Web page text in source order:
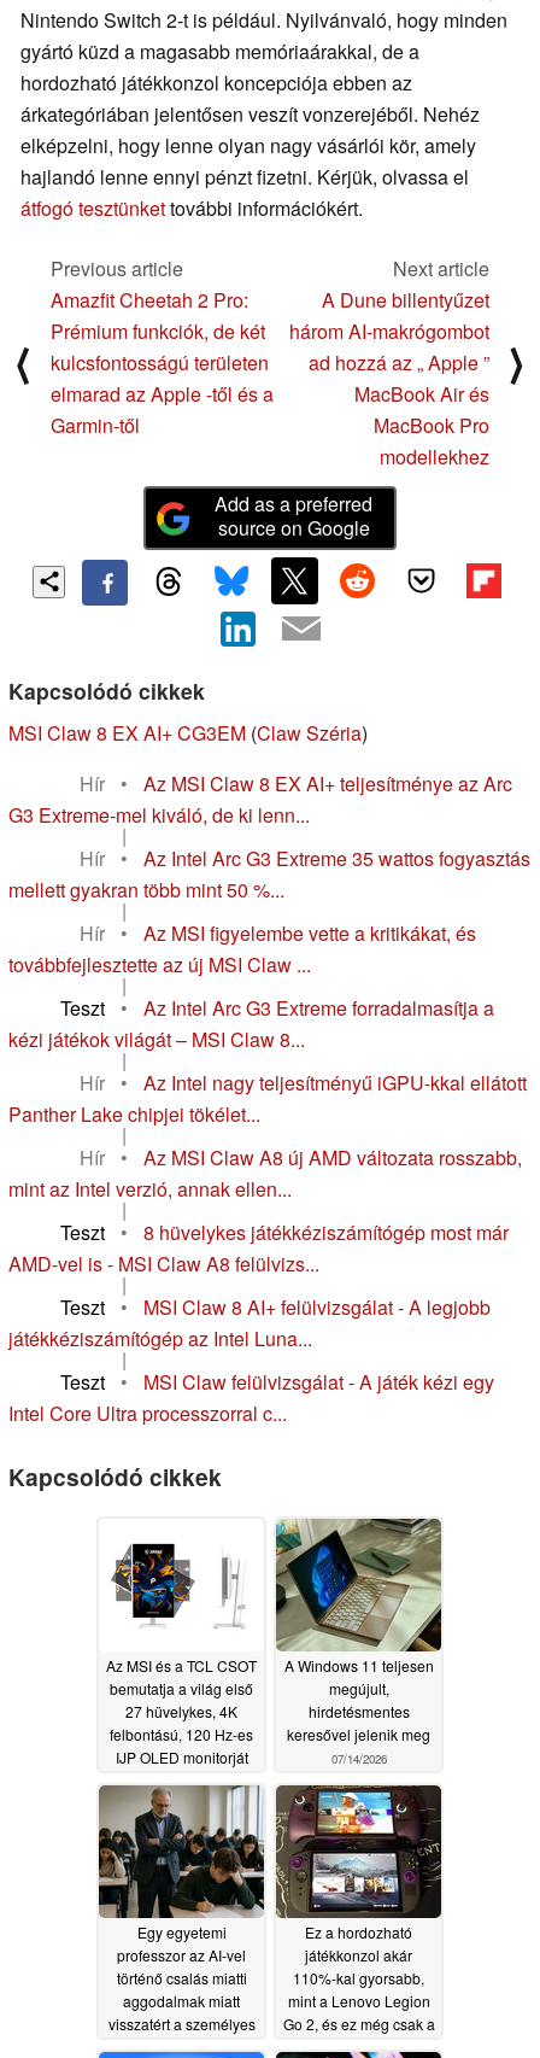
Nintendo Switch 2-t is például. Nyilvánvaló, hogy minden
gyártó küzd a magasabb memóriaárakkal, de a
hordozható játékkonzol koncepciója ebben az
árkategóriában jelentősen veszít vonzerejéből. Nehéz
elképzelni, hogy lenne olyan nagy vásárlói kör, amely
hajlandó lenne ennyi pénzt fizetni. Kérjük, olvassa el
átfogó tesztünkettovábbi információkért.
⟨
Previous article
Amazfit Cheetah 2 Pro:
Prémium funkciók, de két
kulcsfontosságú területen
elmarad az Apple -től és a
Garmin-től
Next article
A Dune billentyűzet
három AI-makrógombot
ad hozzá az „ Apple ”
MacBook Air és
MacBook Pro
modellekhez
⟩
Add as a preferred
source on Google
Kapcsolódó cikkek
MSI Claw 8 EX AI+ CG3EM (Claw Széria)
Hír
•
Az MSI Claw 8 EX AI+ teljesítménye az Arc
G3 Extreme-mel kiváló, de ki lenn...
|
Hír
•
Az Intel Arc G3 Extreme 35 wattos fogyasztás
mellett gyakran több mint 50 %...
|
Hír
•
Az MSI figyelembe vette a kritikákat, és
továbbfejlesztette az új MSI Claw ...
|
Teszt
•
Az Intel Arc G3 Extreme forradalmasítja a
kézi játékok világát – MSI Claw 8...
|
Hír
•
Az Intel nagy teljesítményű iGPU-kkal ellátott
Panther Lake chipjei tökélet...
|
Hír
•
Az MSI Claw A8 új AMD változata rosszabb,
mint az Intel verzió, annak ellen...
|
Teszt
•
8 hüvelykes játékkéziszámítógép most már
AMD-vel is - MSI Claw A8 felülvizs...
|
Teszt
•
MSI Claw 8 AI+ felülvizsgálat - A legjobb
játékkéziszámítógép az Intel Luna...
|
Teszt
•
MSI Claw felülvizsgálat - A játék kézi egy
Intel Core Ultra processzorral c...
Kapcsolódó cikkek
Az MSI és a TCL CSOT
bemutatja a világ első
27 hüvelykes, 4K
felbontású, 120 Hz-es
IJP OLED monitorját
08/03/2026
A Windows 11 teljesen
megújult,
hirdetésmentes
keresővel jelenik meg
07/14/2026
Egy egyetemi
professzor az AI-vel
történő csalás miatti
aggodalmak miatt
visszatért a személyes
Ez a hordozható
játékkonzol akár
110%-kal gyorsabb,
mint a Lenovo Legion
Go 2, és ez még csak a